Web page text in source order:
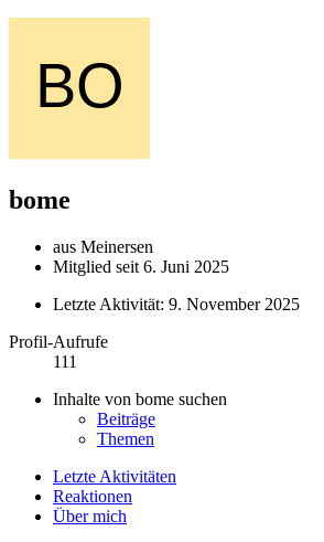
bome
aus Meinersen
Mitglied seit 6. Juni 2025
Letzte Aktivität: 9. November 2025
Profil-Aufrufe
111
Inhalte von bome suchen
Beiträge
Themen
Letzte Aktivitäten
Reaktionen
Über mich